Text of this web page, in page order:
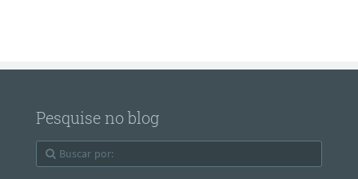
Pesquise no blog